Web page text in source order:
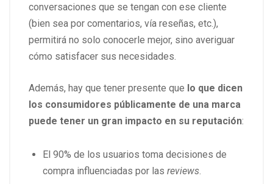
conversaciones que se tengan con ese cliente
(bien sea por comentarios, vía reseñas, etc.),
permitirá no solo conocerle mejor, sino averiguar
cómo satisfacer sus necesidades.
Además, hay que tener presente que lo que dicen
los consumidores públicamente de una marca
puede tener un gran impacto en su reputación:
El 90% de los usuarios toma decisiones de
compra influenciadas por las reviews.